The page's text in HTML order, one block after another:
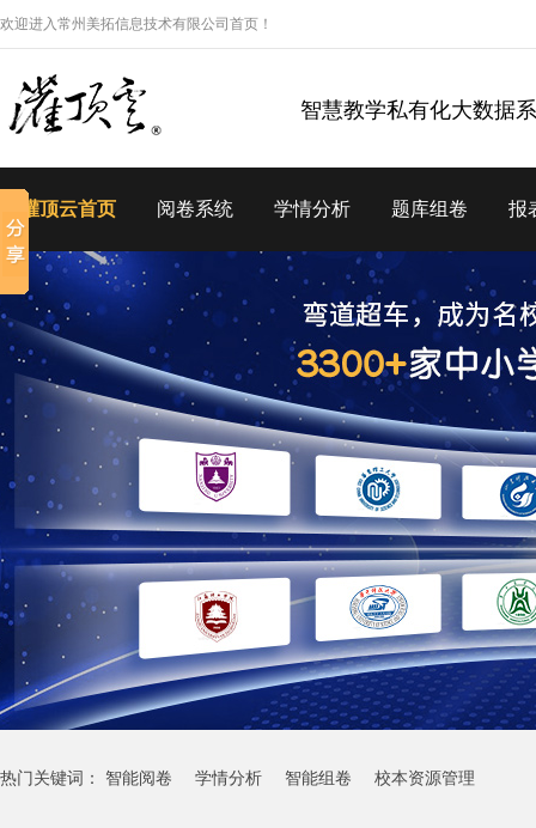
欢迎进入常州美拓信息技术有限公司首页！
智慧教学私有化大数据
灌顶云首页 阅卷系统 学情分析 题库组卷 报
热门关键词： 智能阅卷 学情分析 智能组卷 校本资源管理